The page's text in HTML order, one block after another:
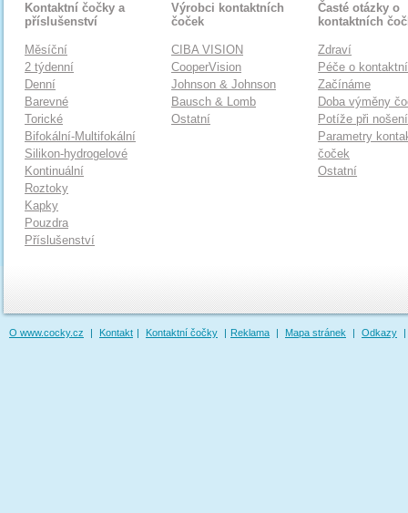
Kontaktní čočky a
příslušenství
Měsíční
2 týdenní
Denní
Barevné
Torické
Bifokální-Multifokální
Silikon-hydrogelové
Kontinuální
Roztoky
Kapky
Pouzdra
Příslušenství
Výrobci kontaktních
čoček
CIBA VISION
CooperVision
Johnson & Johnson
Bausch & Lomb
Ostatní
Časté otázky o
kontaktních
Zdraví
Péče o
Začínáme
Doba výměny
Potíže při
Parametry
čoček
Ostatní
O www.cocky.cz | Kontakt | Kontaktní čočky | Reklama | Mapa stránek | Odkazy |